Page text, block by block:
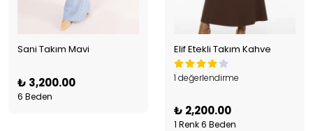
Sani Takım Mavi
₺ 3,200.00
6 Beden
Elif Etekli Takım Kahve
1 değerlendirme
₺ 2,200.00
1 Renk 6 Beden